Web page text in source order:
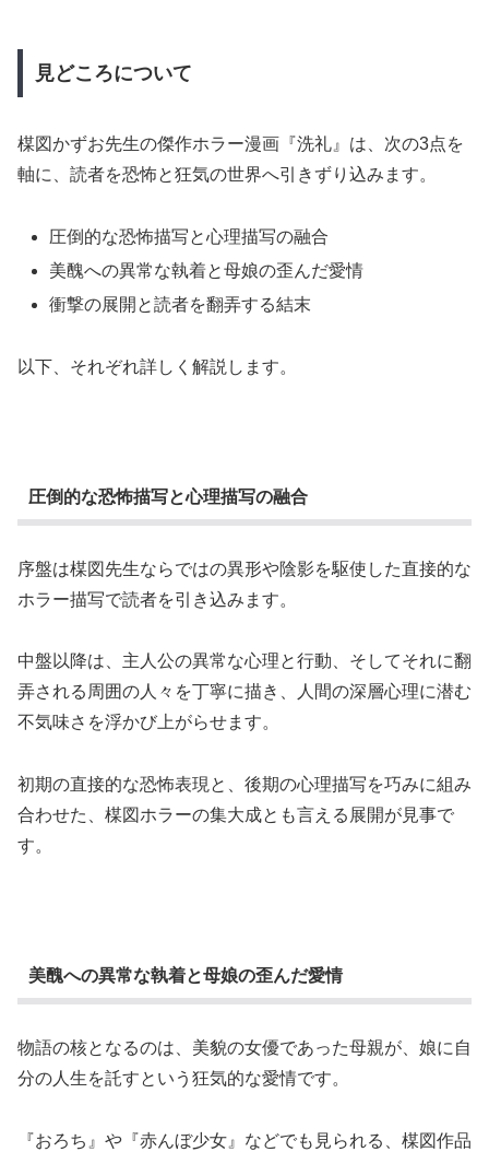
見どころについて
楳図かずお先生の傑作ホラー漫画『洗礼』は、次の3点を
軸に、読者を恐怖と狂気の世界へ引きずり込みます。
圧倒的な恐怖描写と心理描写の融合
美醜への異常な執着と母娘の歪んだ愛情
衝撃の展開と読者を翻弄する結末
以下、それぞれ詳しく解説します。
圧倒的な恐怖描写と心理描写の融合
序盤は楳図先生ならではの異形や陰影を駆使した直接的な
ホラー描写で読者を引き込みます。
中盤以降は、主人公の異常な心理と行動、そしてそれに翻
弄される周囲の人々を丁寧に描き、人間の深層心理に潜む
不気味さを浮かび上がらせます。
初期の直接的な恐怖表現と、後期の心理描写を巧みに組み
合わせた、楳図ホラーの集大成とも言える展開が見事で
す。
美醜への異常な執着と母娘の歪んだ愛情
物語の核となるのは、美貌の女優であった母親が、娘に自
分の人生を託すという狂気的な愛情です。
『おろち』や『赤んぼ少女』などでも見られる、楳図作品